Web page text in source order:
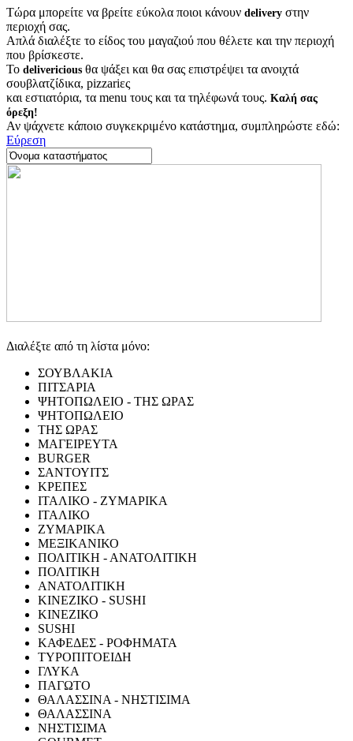
Τώρα μπορείτε να βρείτε εύκολα ποιοι κάνουν delivery στην
περιοχή σας.
Απλά διαλέξτε το είδος του μαγαζιού που θέλετε και την περιοχή
που βρίσκεστε.
Το delivericious θα ψάξει και θα σας επιστρέψει τα ανοιχτά
σουβλατζίδικα, pizzariες
και εστιατόρια, τα menu τους και τα τηλέφωνά τους. Καλή σας
όρεξη!
Αν ψάχνετε κάποιο συγκεκριμένο κατάστημα, συμπληρώστε εδώ:
Εύρεση
Διαλέξτε από τη λίστα μόνο:
ΣΟΥΒΛΑΚΙΑ
ΠΙΤΣΑΡΙΑ
ΨΗΤΟΠΩΛΕΙΟ - ΤΗΣ ΩΡΑΣ
ΨΗΤΟΠΩΛΕΙΟ
ΤΗΣ ΩΡΑΣ
ΜΑΓΕΙΡΕΥΤΑ
BURGER
ΣΑΝΤΟΥΙΤΣ
ΚΡΕΠΕΣ
ΙΤΑΛΙΚΟ - ΖΥΜΑΡΙΚΑ
ΙΤΑΛΙΚΟ
ΖΥΜΑΡΙΚΑ
ΜΕΞΙΚΑΝΙΚΟ
ΠΟΛΙΤΙΚΗ - ΑΝΑΤΟΛΙΤΙΚΗ
ΠΟΛΙΤΙΚΗ
ΑΝΑΤΟΛΙΤΙΚΗ
ΚΙΝΕΖΙΚΟ - SUSHI
ΚΙΝΕΖΙΚΟ
SUSHI
ΚΑΦΕΔΕΣ - ΡΟΦΗΜΑΤΑ
ΤΥΡΟΠΙΤΟΕΙΔΗ
ΓΛΥΚΑ
ΠΑΓΩΤΟ
ΘΑΛΑΣΣΙΝΑ - ΝΗΣΤΙΣΙΜΑ
ΘΑΛΑΣΣΙΝΑ
ΝΗΣΤΙΣΙΜΑ